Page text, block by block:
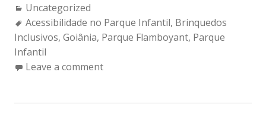
Categories:
Uncategorized
Tags:
Acessibilidade no Parque Infantil, Brinquedos
Inclusivos, Goiânia, Parque Flamboyant, Parque
Infantil
Leave a comment